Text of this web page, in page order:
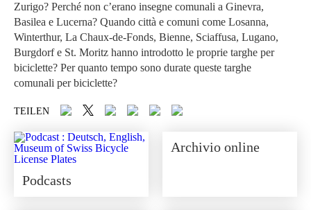
Zurigo? Perché non c’erano insegne comunali a Ginevra,
Basilea e Lucerna? Quando città e comuni come Losanna,
Winterthur, La Chaux-de-Fonds, Bienne, Sciaffusa, Lugano,
Burgdorf e St. Moritz hanno introdotto le proprie targhe per
biciclette? Per quanto tempo sono durate queste targhe
comunali per biciclette?
Podcasts
Archivio online